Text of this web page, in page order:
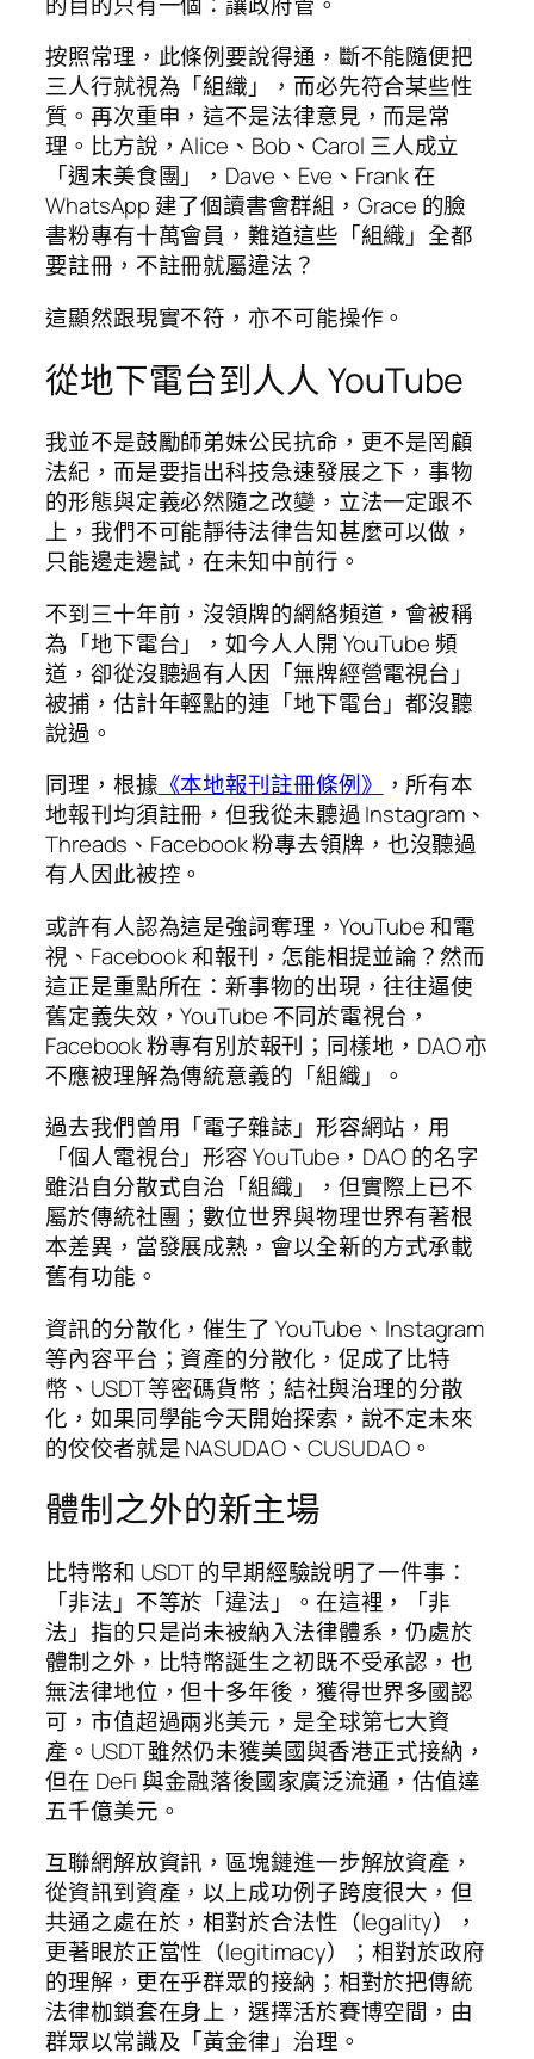
按照常理，此條例要說得通，斷不能隨便把
三人行就視為「組織」，而必先符合某些性
質。再次重申，這不是法律意見，而是常
理。比方說，Alice、Bob、Carol 三人成立
「週末美食團」，Dave、Eve、Frank 在
WhatsApp 建了個讀書會群組，Grace 的臉
書粉專有十萬會員，難道這些「組織」全都
要註冊，不註冊就屬違法？
這顯然跟現實不符，亦不可能操作。
從地下電台到人人 YouTube
我並不是鼓勵師弟妹公民抗命，更不是罔顧
法紀，而是要指出科技急速發展之下，事物
的形態與定義必然隨之改變，立法一定跟不
上，我們不可能靜待法律告知甚麼可以做，
只能邊走邊試，在未知中前行。
不到三十年前，沒領牌的網絡頻道，會被稱
為「地下電台」，如今人人開 YouTube 頻
道，卻從沒聽過有人因「無牌經營電視台」
被捕，估計年輕點的連「地下電台」都沒聽
說過。
同理，根據 《本地報刊註冊條例》
，所有本
地報刊均須註冊，但我從未聽過 Instagram、
Threads、Facebook 粉專去領牌，也沒聽過
有人因此被控。
或許有人認為這是強詞奪理，YouTube 和電
視、Facebook 和報刊，怎能相提並論？然而
這正是重點所在：新事物的出現，往往逼使
舊定義失效，YouTube 不同於電視台，
Facebook 粉專有別於報刊；同樣地，DAO 亦
不應被理解為傳統意義的「組織」。
過去我們曾用「電子雜誌」形容網站，用
「個人電視台」形容 YouTube，DAO 的名字
雖沿自分散式自治「組織」，但實際上已不
屬於傳統社團；數位世界與物理世界有著根
本差異，當發展成熟，會以全新的方式承載
舊有功能。
資訊的分散化，催生了 YouTube、Instagram
等內容平台；資產的分散化，促成了比特
幣、USDT 等密碼貨幣；結社與治理的分散
化，如果同學能今天開始探索，說不定未來
的佼佼者就是 NASUDAO、CUSUDAO。
體制之外的新主場
比特幣和 USDT 的早期經驗說明了一件事：
「非法」不等於「違法」。在這裡，「非
法」指的只是尚未被納入法律體系，仍處於
體制之外，比特幣誕生之初既不受承認，也
無法律地位，但十多年後，獲得世界多國認
可，市值超過兩兆美元，是全球第七大資
產。USDT 雖然仍未獲美國與香港正式接納，
但在 DeFi 與金融落後國家廣泛流通，估值達
五千億美元。
互聯網解放資訊，區塊鏈進一步解放資產，
從資訊到資產，以上成功例子跨度很大，但
共通之處在於，相對於合法性（legality），
更著眼於正當性（legitimacy）；相對於政府
的理解，更在乎群眾的接納；相對於把傳統
法律枷鎖套在身上，選擇活於賽博空間，由
群眾以常識及「黃金律」治理。